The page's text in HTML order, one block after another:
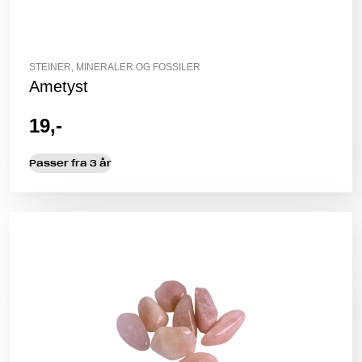
STEINER, MINERALER OG FOSSILER
Ametyst
19,-
Passer fra 3 år